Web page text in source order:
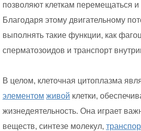
позволяют клеткам перемещаться и
Благодаря этому двигательному
выполнять такие функции, как
сперматозоидов и транспорт
В целом, клеточная цитоплазма
элементом живой клетки,
жизнедеятельность. Она играет
веществ, синтезе молекул,